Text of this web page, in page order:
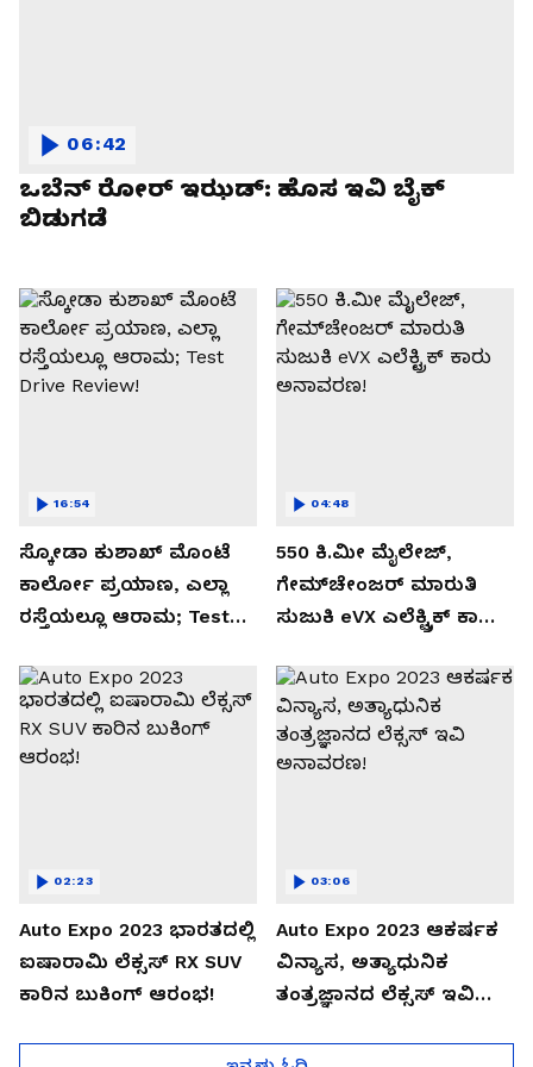
ಒಬೆನ್ ರೋರ್ ಇಝಡ್: ಹೊಸ ಇವಿ ಬೈಕ್
ಬಿಡುಗಡೆ
06:42
ಸ್ಕೋಡಾ ಕುಶಾಖ್ ಮೊಂಟೆ
ಕಾರ್ಲೋ ಪ್ರಯಾಣ, ಎಲ್ಲಾ
ರಸ್ತೆಯಲ್ಲೂ ಆರಾಮ; Test
16:54
550 ಕಿ.ಮೀ ಮೈಲೇಜ್,
ಗೇಮ್‌ಚೇಂಜರ್ ಮಾರುತಿ
ಸುಜುಕಿ eVX ಎಲೆಕ್ಟ್ರಿಕ್ ಕಾರು
04:48
Auto Expo 2023 ಭಾರತದಲ್ಲಿ
ಐಷಾರಾಮಿ ಲೆಕ್ಸಸ್ RX SUV
ಕಾರಿನ ಬುಕಿಂಗ್ ಆರಂಭ!
02:23
Auto Expo 2023 ಆಕರ್ಷಕ
ವಿನ್ಯಾಸ, ಅತ್ಯಾಧುನಿಕ
ತಂತ್ರಜ್ಞಾನದ ಲೆಕ್ಸಸ್ ಇವಿ
03:06